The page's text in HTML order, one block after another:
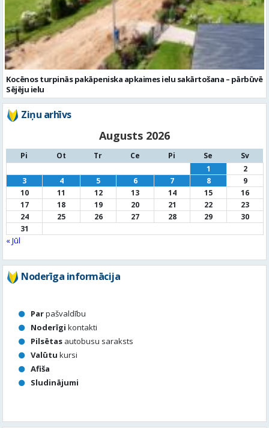
Kocēnos turpinās pakāpeniska apkaimes ielu sakārtošana – pārbūvē
Sējēju ielu
Ziņu arhīvs
Augusts 2026
Pi Ot Tr Ce Pi Se
Sv
1
2
3
4 5 6 7 8
9
10
11 12 13 14 15
16
17
18 19 20 21 22
23
24
25 26 27 28 29
30
31
« Jūl
Noderīga informācija
Parpašvaldību
Noderīgi kontakti
Pilsētas autobusu saraksts
Valūtu kursi
Afiša
Sludinājumi